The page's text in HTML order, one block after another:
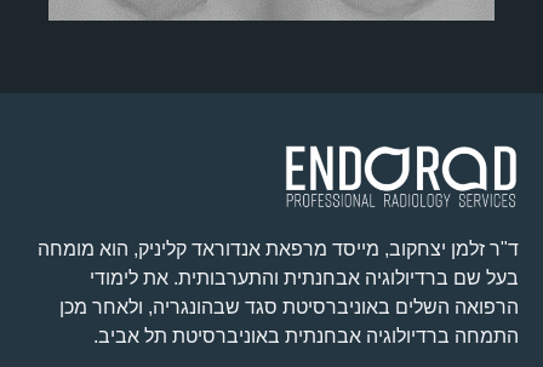
ד"ר זלמן יצחקוב, מייסד מרפאת אנדוראד קליניק, הוא מומחה
בעל שם ברדיולוגיה אבחנתית והתערבותית. את לימודי
הרפואה השלים באוניברסיטת סגד שבהונגריה, ולאחר מכן
התמחה ברדיולוגיה אבחנתית באוניברסיטת תל אביב.